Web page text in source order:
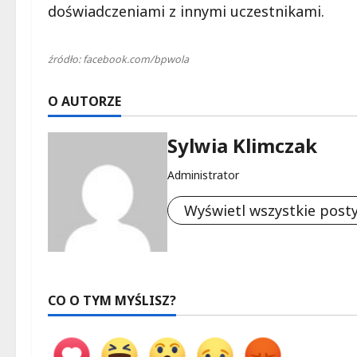
doświadczeniami z innymi uczestnikami.
źródło: facebook.com/bpwola
O AUTORZE
Sylwia Klimczak
Administrator
Wyświetl wszystkie
CO O TYM MYŚLISZ?